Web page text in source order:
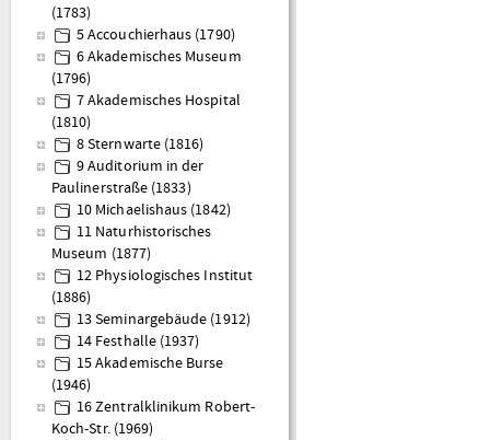
(1783)
5 Accouchierhaus (1790)
6 Akademisches Museum
(1796)
7 Akademisches Hospital
(1810)
8 Sternwarte (1816)
9 Auditorium in der
Paulinerstraße (1833)
10 Michaelishaus (1842)
11 Naturhistorisches
Museum (1877)
12 Physiologisches Institut
(1886)
13 Seminargebäude (1912)
14 Festhalle (1937)
15 Akademische Burse
(1946)
16 Zentralklinikum Robert-
Koch-Str. (1969)